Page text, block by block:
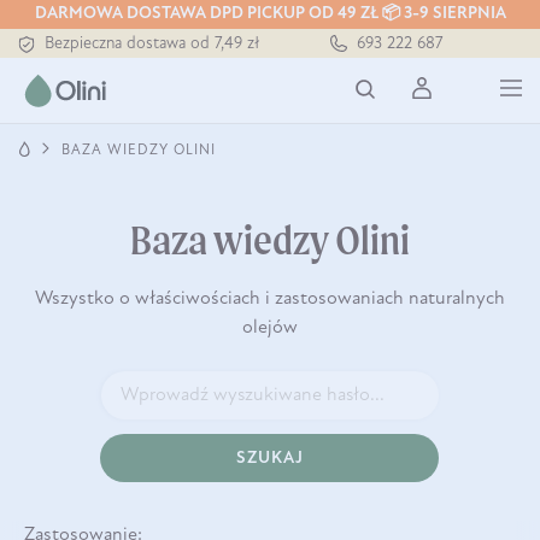
DARMOWA DOSTAWA DPD PICKUP OD 49 ZŁ 📦 3-9 SIERPNIA
Bezpieczna dostawa od 7,49 zł
Darmowa dostawa od 199 zł
Tłoczony zawsze na zimno
693 222 687
BAZA WIEDZY OLINI
Baza wiedzy Olini
Wszystko o właściwościach i zastosowaniach naturalnych
olejów
SZUKAJ
Zastosowanie: